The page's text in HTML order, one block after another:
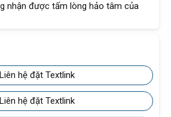
nhận được tấm lòng hảo tâm của
Liên hệ đặt Textlink
Liên hệ đặt Textlink